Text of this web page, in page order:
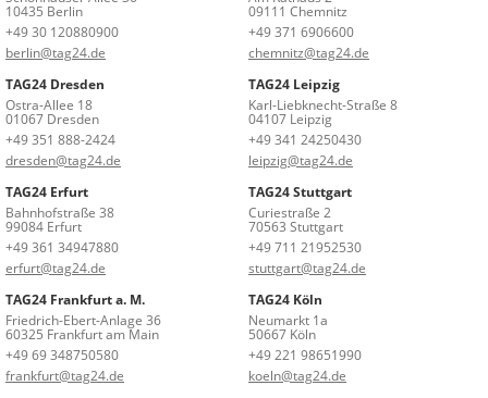
10435 Berlin
+49 30 120880900
berlin@tag24.de
09111 Chemnitz
+49 371 6906600
chemnitz@tag24.de
TAG24 Dresden
Ostra-Allee 18
01067 Dresden
+49 351 888-2424
dresden@tag24.de
TAG24 Leipzig
Karl-Liebknecht-Straße 8
04107 Leipzig
+49 341 24250430
leipzig@tag24.de
TAG24 Erfurt
Bahnhofstraße 38
99084 Erfurt
+49 361 34947880
erfurt@tag24.de
TAG24 Stuttgart
Curiestraße 2
70563 Stuttgart
+49 711 21952530
stuttgart@tag24.de
TAG24 Frankfurt a. M.
Friedrich-Ebert-Anlage 36
60325 Frankfurt am Main
+49 69 348750580
frankfurt@tag24.de
TAG24 Köln
Neumarkt 1a
50667 Köln
+49 221 98651990
koeln@tag24.de